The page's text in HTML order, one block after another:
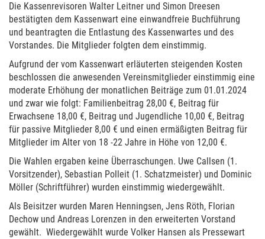
Die Kassenrevisoren Walter Leitner und Simon Dreesen
bestätigten dem Kassenwart eine einwandfreie Buchführung
und beantragten die Entlastung des Kassenwartes und des
Vorstandes. Die Mitglieder folgten dem einstimmig.
Aufgrund der vom Kassenwart erläuterten steigenden Kosten
beschlossen die anwesenden Vereinsmitglieder einstimmig eine
moderate Erhöhung der monatlichen Beiträge zum 01.01.2024
und zwar wie folgt: Familienbeitrag 28,00 €, Beitrag für
Erwachsene 18,00 €, Beitrag und Jugendliche 10,00 €, Beitrag
für passive Mitglieder 8,00 € und einen ermäßigten Beitrag für
Mitglieder im Alter von 18 -22 Jahre in Höhe von 12,00 €.
Die Wahlen ergaben keine Überraschungen. Uwe Callsen (1.
Vorsitzender), Sebastian Polleit (1. Schatzmeister) und Dominic
Möller (Schriftführer) wurden einstimmig wiedergewählt.
Als Beisitzer wurden Maren Henningsen, Jens Röth, Florian
Dechow und Andreas Lorenzen in den erweiterten Vorstand
gewählt. Wiedergewählt wurde Volker Hansen als Pressewart